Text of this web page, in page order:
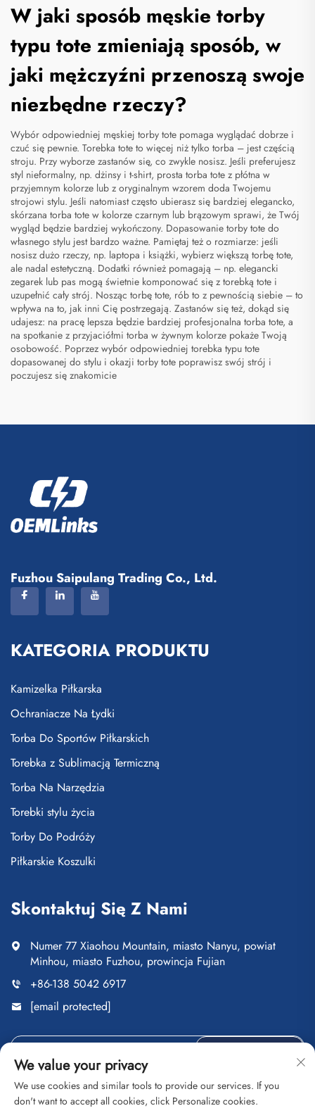
W jaki sposób męskie torby
typu tote zmieniają sposób, w
jaki mężczyźni przenoszą swoje
niezbędne rzeczy?
Wybór odpowiedniej męskiej torby tote pomaga wyglądać dobrze i
czuć się pewnie. Torebka tote to więcej niż tylko torba – jest częścią
stroju. Przy wyborze zastanów się, co zwykle nosisz. Jeśli preferujesz
styl nieformalny, np. dżinsy i t-shirt, prosta torba tote z płótna w
przyjemnym kolorze lub z oryginalnym wzorem doda Twojemu
strojowi stylu. Jeśli natomiast często ubierasz się bardziej elegancko,
skórzana torba tote w kolorze czarnym lub brązowym sprawi, że Twój
wygląd będzie bardziej wykończony. Dopasowanie torby tote do
własnego stylu jest bardzo ważne. Pamiętaj też o rozmiarze: jeśli
nosisz dużo rzeczy, np. laptopa i książki, wybierz większą torbę tote,
ale nadal estetyczną. Dodatki również pomagają – np. elegancki
zegarek lub pas mogą świetnie komponować się z torebką tote i
uzupełnić cały strój. Nosząc torbę tote, rób to z pewnością siebie – to
wpływa na to, jak inni Cię postrzegają. Zastanów się też, dokąd się
udajesz: na pracę lepsza będzie bardziej profesjonalna torba tote, a
na spotkanie z przyjaciółmi torba w żywnym kolorze pokaże Twoją
osobowość. Poprzez wybór odpowiedniej torebka typu tote
dopasowanej do stylu i okazji torby tote poprawisz swój strój i
poczujesz się znakomicie
Fuzhou Saipulang Trading Co., Ltd.
KATEGORIA PRODUKTU
Kamizelka Piłkarska
Ochraniacze Na Łydki
Torba Do Sportów Piłkarskich
Torebka z Sublimacją Termiczną
Torba Na Narzędzia
Torebki stylu życia
Torby Do Podróży
Piłkarskie Koszulki
Skontaktuj Się Z Nami
Numer 77 Xiaohou Mountain, miasto Nanyu, powiat
Minhou, miasto Fuzhou, prowincja Fujian
+86-138 5042 6917
[email protected]
We value your privacy
We use cookies and similar tools to provide our services. If you
don't want to accept all cookies, click Personalize cookies.